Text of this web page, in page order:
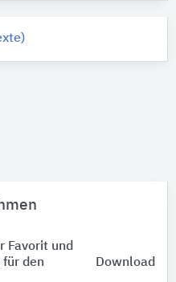
Favorit und
den
Download